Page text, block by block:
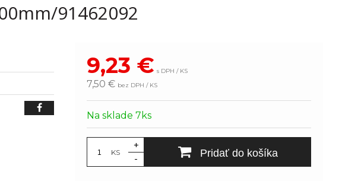
91462092
9,23 € s DPH / KS
7,50 € bez DPH / KS
Na sklade 7ks
KS
+
-
Pridať do košíka